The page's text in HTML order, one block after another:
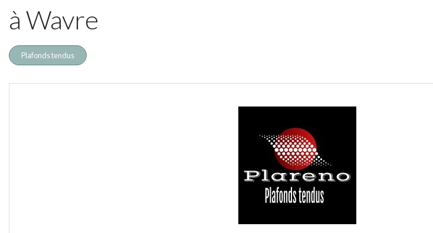
à Wavre
Plafonds tendus